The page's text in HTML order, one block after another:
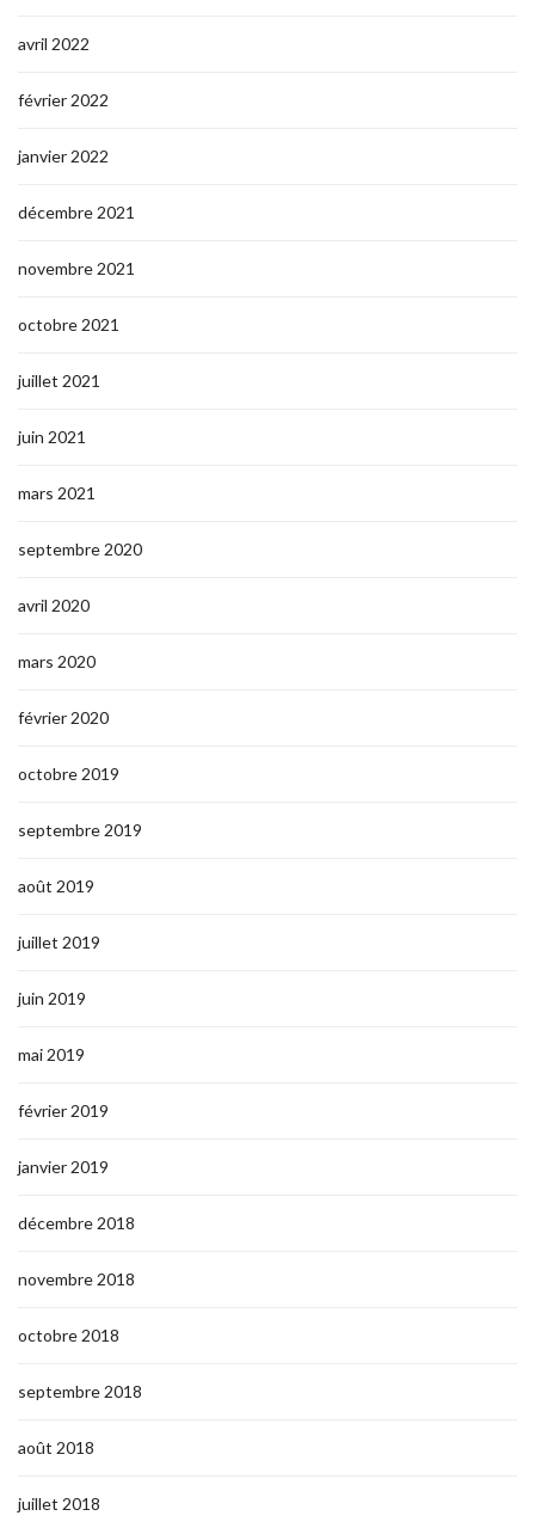
avril 2022
février 2022
janvier 2022
décembre 2021
novembre 2021
octobre 2021
juillet 2021
juin 2021
mars 2021
septembre 2020
avril 2020
mars 2020
février 2020
octobre 2019
septembre 2019
août 2019
juillet 2019
juin 2019
mai 2019
février 2019
janvier 2019
décembre 2018
novembre 2018
octobre 2018
septembre 2018
août 2018
juillet 2018